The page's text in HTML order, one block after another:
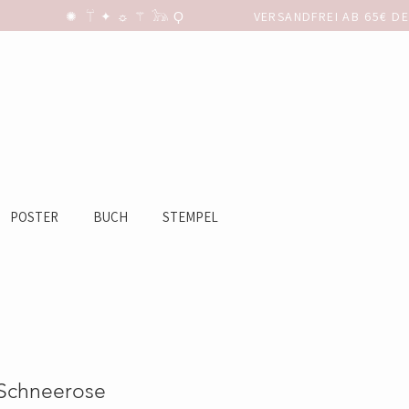
POSTER BUCH STEMPEL